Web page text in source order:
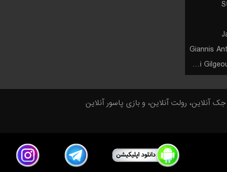
Giannis
Shai Gilgeous-Alexander
آنلاین، رولت آنلاین، و بازی پاسور آنلاین